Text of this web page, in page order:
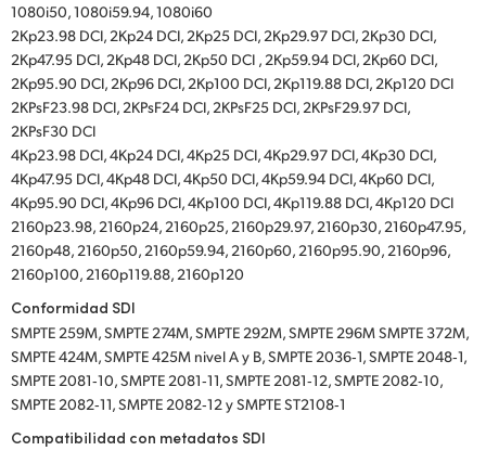
1080i50, 1080i59.94, 1080i60
2Kp23.98 DCI, 2Kp24 DCI, 2Kp25 DCI, 2Kp29.97 DCI, 2Kp30 DCI,
2Kp47.95 DCI, 2Kp48 DCI, 2Kp50 DCI , 2Kp59.94 DCI, 2Kp60 DCI,
2Kp95.90 DCI, 2Kp96 DCI, 2Kp100 DCI, 2Kp119.88 DCI, 2Kp120 DCI
2KPsF23.98 DCI, 2KPsF24 DCI, 2KPsF25 DCI, 2KPsF29.97 DCI,
2KPsF30 DCI
4Kp23.98 DCI, 4Kp24 DCI, 4Kp25 DCI, 4Kp29.97 DCI, 4Kp30 DCI,
4Kp47.95 DCI, 4Kp48 DCI, 4Kp50 DCI, 4Kp59.94 DCI, 4Kp60 DCI,
4Kp95.90 DCI, 4Kp96 DCI, 4Kp100 DCI, 4Kp119.88 DCI, 4Kp120 DCI
2160p23.98, 2160p24, 2160p25, 2160p29.97, 2160p30, 2160p47.95,
2160p48, 2160p50, 2160p59.94, 2160p60, 2160p95.90, 2160p96,
2160p100, 2160p119.88, 2160p120
Conformidad SDI
SMPTE 259M, SMPTE 274M, SMPTE 292M, SMPTE 296M SMPTE 372M,
SMPTE 424M, SMPTE 425M nivel A y B, SMPTE 2036‑1, SMPTE 2048‑1,
SMPTE 2081‑10, SMPTE 2081‑11, SMPTE 2081‑12, SMPTE 2082‑10,
SMPTE 2082‑11, SMPTE 2082‑12 y SMPTE ST2108‑1
Compatibilidad con metadatos SDI